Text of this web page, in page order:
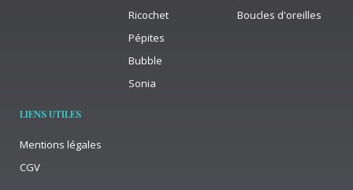
Ricochet
Pépites
Bubble
Sonia
Boucles d'oreilles
LIENS UTILES
Mentions légales
CGV